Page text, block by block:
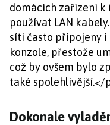
domácích zařízení
používat LAN
síti často připojeny
konzole, přestože
což by ovšem bylo
také spolehlivější.</
Dokonale